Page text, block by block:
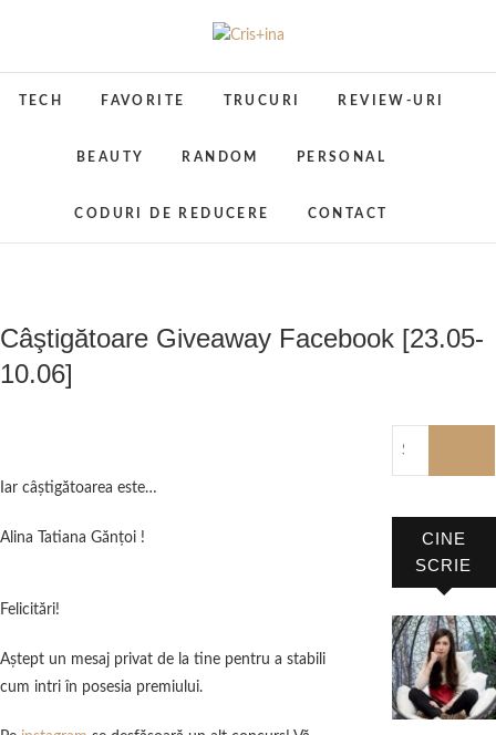
Cris+ina
TECH FAVORITE TRUCURI REVIEW-URI
BEAUTY RANDOM PERSONAL
CODURI DE REDUCERE CONTACT
Câştigătoare Giveaway Facebook [23.05-
10.06]
Iar câştigătoarea este…
Alina Tatiana Gănțoi !
Felicitări!
Aştept un mesaj privat de la tine pentru a stabili
cum intri în posesia premiului.
CINE
SCRIE